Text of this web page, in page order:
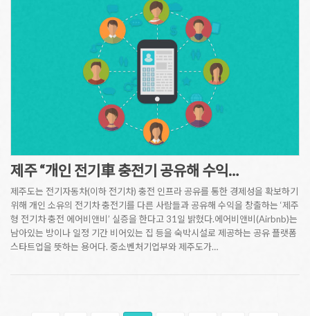
제주 “개인 전기車 충전기 공유해 수익…
제주도는 전기자동차(이하 전기차) 충전 인프라 공유를 통한 경제성을 확보하기
위해 개인 소유의 전기차 충전기를 다른 사람들과 공유해 수익을 창출하는 ‘제주
형 전기차 충전 에어비앤비’ 실증을 한다고 31일 밝혔다.에어비앤비(Airbnb)는
남아있는 방이나 일정 기간 비어있는 집 등을 숙박시설로 제공하는 공유 플랫폼
스타트업을 뜻하는 용어다. 중소벤처기업부와 제주도가…